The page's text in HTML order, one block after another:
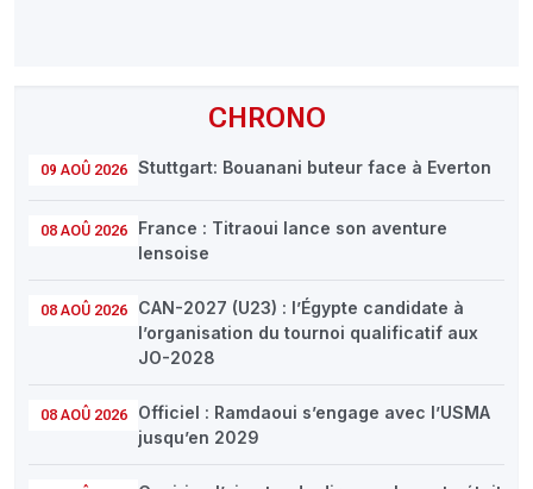
CHRONO
09 AOÛ 2026 Stuttgart: Bouanani buteur face à Everton
08 AOÛ 2026
France : Titraoui lance son aventure
lensoise
08 AOÛ 2026
CAN-2027 (U23) : l’Égypte candidate à
l’organisation du tournoi qualificatif aux
JO-2028
08 AOÛ 2026
Officiel : Ramdaoui s’engage avec l’USMA
jusqu’en 2029